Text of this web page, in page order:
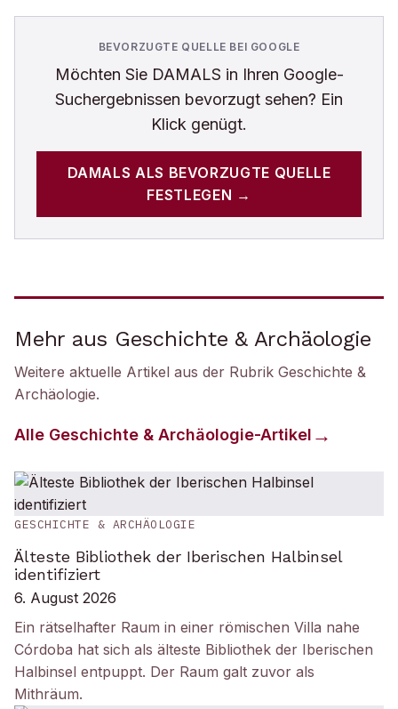
BEVORZUGTE QUELLE BEI GOOGLE
Möchten Sie DAMALS in Ihren Google-
Suchergebnissen bevorzugt sehen? Ein
Klick genügt.
DAMALS ALS BEVORZUGTE QUELLE
FESTLEGEN →
Mehr aus Geschichte & Archäologie
Weitere aktuelle Artikel aus der Rubrik Geschichte &
Archäologie.
Alle Geschichte & Archäologie-Artikel
GESCHICHTE & ARCHÄOLOGIE
Älteste Bibliothek der Iberischen Halbinsel
identifiziert
6. August 2026
Ein rätselhafter Raum in einer römischen Villa nahe
Córdoba hat sich als älteste Bibliothek der Iberischen
Halbinsel entpuppt. Der Raum galt zuvor als
Mithräum.